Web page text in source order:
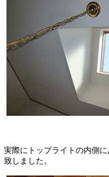
実際にトップライトの内側
致しました。